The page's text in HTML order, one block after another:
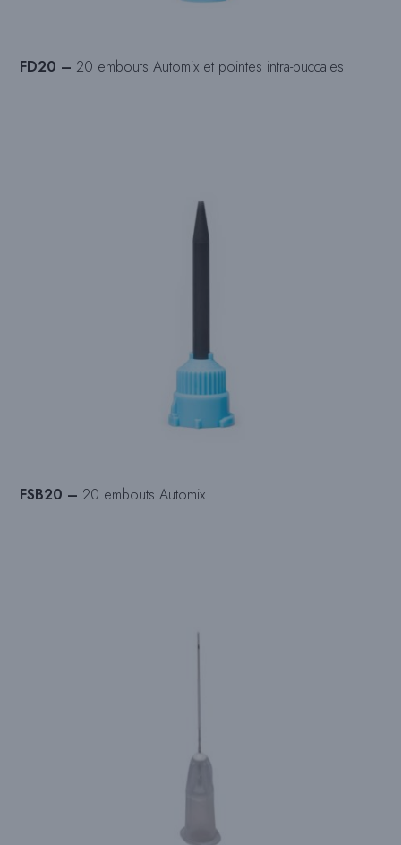
FD20 – 20 embouts Automix et pointes intra-buccales
FSB20 – 20 embouts Automix